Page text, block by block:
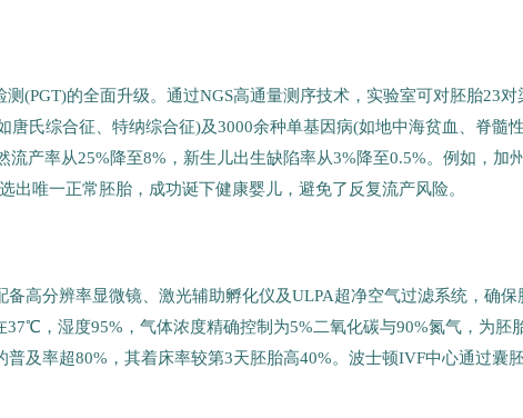
(PGT)的全面升级。通过NGS高通量测序技术，实验室可对胚胎23对
氏综合征、特纳综合征)及3000余种单基因病(如地中海贫血、脊髓
产率从25%降至8%，新生儿出生缺陷率从3%降至0.5%。例如，加
出唯一正常胚胎，成功诞下健康婴儿，避免了反复流产风险。
高分辨率显微镜、激光辅助孵化仪及ULPA超净空气过滤系统，确保
，湿度95%，气体浓度精确控制为5%二氧化碳与90%氮气，为胚
及率超80%，其着床率较第3天胚胎高40%。波士顿IVF中心通过囊